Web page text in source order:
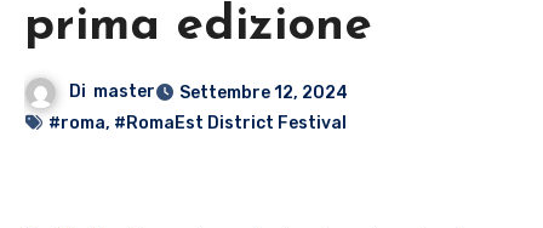
prima edizione
Di master
Settembre 12, 2024
#roma, #RomaEst District Festival